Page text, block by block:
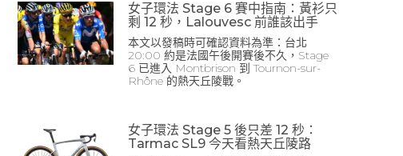
女子環法 Stage 6 賽中指南：黃衫只
剩 12 秒，Lalouvesc 前誰該出手
本文以發稿時可確認資料為準：台北
20:00 約是法國午後開賽後不久，Stage
6 已進入 Montbrison 到 Tournon-sur-
Rhône 的熱天丘陵戰。
女子環法 Stage 5 後只差 12 秒：
Tarmac SL9 今天看熱天丘陵路